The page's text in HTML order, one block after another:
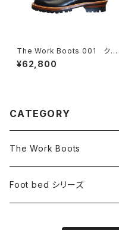
The Work Boots 001 クロ
ムエクセルレザー【ブラック】
¥62,800
CATEGORY
The Work Boots
ブーツ
Foot bed シリーズ